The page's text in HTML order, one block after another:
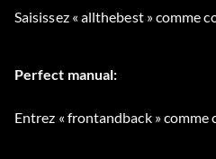
Saisissez « allthebest » comme
Perfect manual:
Entrez « frontandback » comme